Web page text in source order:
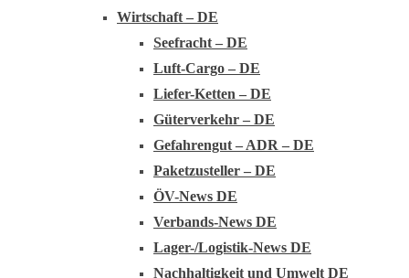
Wirtschaft – DE
Seefracht – DE
Luft-Cargo – DE
Liefer-Ketten – DE
Güterverkehr – DE
Gefahrengut – ADR – DE
Paketzusteller – DE
ÖV-News DE
Verbands-News DE
Lager-/Logistik-News DE
Nachhaltigkeit und Umwelt DE